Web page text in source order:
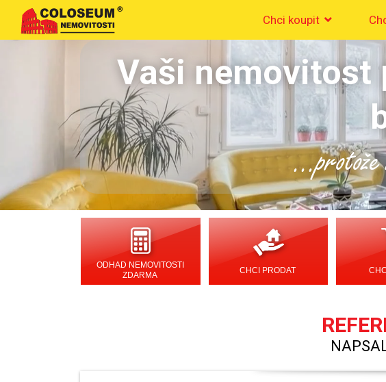
Chci koupit
Vaši nemovitost
...protože
ODHAD NEMOVITOSTI
ZDARMA
CHCI PRODAT